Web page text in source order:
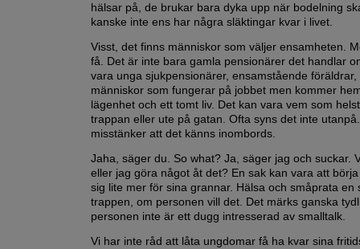
hälsar på, de brukar bara dyka upp när bodelning
kanske inte ens har några släktingar kvar i livet.
Visst, det finns människor som väljer ensamheten.
få. Det är inte bara gamla pensionärer det handlar
vara unga sjukpensionärer, ensamstående föräldrar,
människor som fungerar på jobbet men kommer
lägenhet och ett tomt liv. Det kan vara vem som
trappan eller ute på gatan. Ofta syns det inte
misstänker att det känns inombords.
Jaha, säger du. So what? Ja, säger jag och suckar.
eller jag göra något åt det? En sak kan vara att
sig lite mer för sina grannar. Hälsa och småprata en
trappen, om personen vill det. Det märks ganska
personen inte är ett dugg intresserad av smalltalk.
Vi har inte råd att låta ungdomar få ha kvar sina